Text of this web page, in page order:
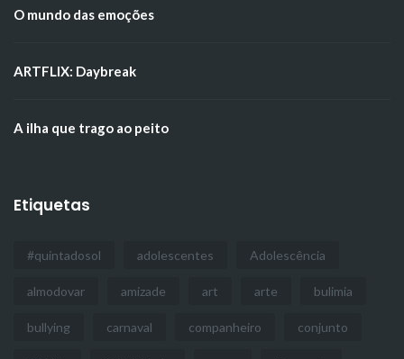
O mundo das emoções
ARTFLIX: Daybreak
A ilha que trago ao peito
Etiquetas
#quintadosol adolescentes Adolescência
almodovar amizade art arte bulimia
bullying carnaval companheiro conjunto